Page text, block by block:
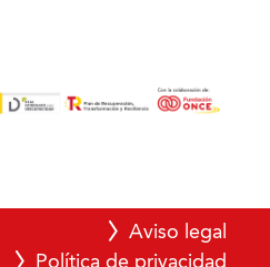
Aviso legal
Política de privacidad